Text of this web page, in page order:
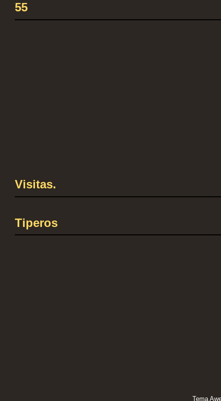
55
Visitas.
Tiperos
Tema